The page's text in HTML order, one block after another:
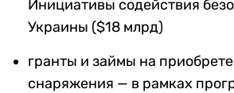
Инициативы содействия
Украины ($18 млрд)
гранты и займы на
снаряжения — в рамках